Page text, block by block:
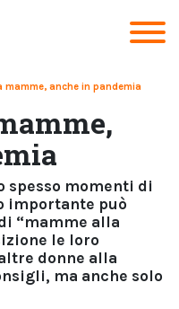
mamme, anche in pandemia
spesso momenti di
importante può
“mamme alla
le loro
donne alla
ma anche solo